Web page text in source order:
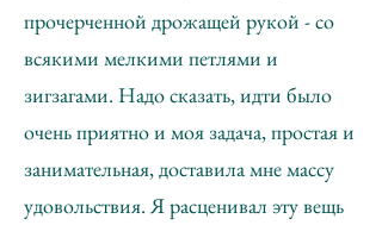
прочерченной дрожащей рукой - со
всякими мелкими петлями и
зигзагами. Надо сказать, идти было
очень приятно и моя задача, простая и
занимательная, доставила мне массу
удовольствия. Я расценивал эту вещь